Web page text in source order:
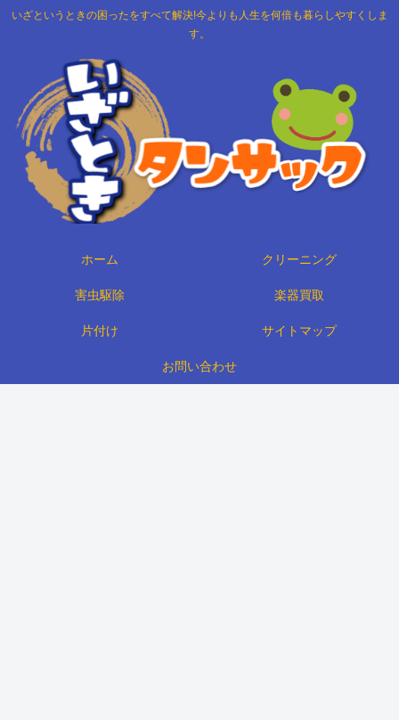
いざというときの困ったをすべて解決!今よりも人生を何倍も暮らしやすくしま
す。
ホーム クリーニング
害虫駆除 楽器買取
片付け サイトマップ
お問い合わせ